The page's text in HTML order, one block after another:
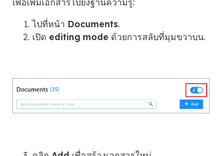
ไปที่หน้า Documents.
เปิด editing mode ด้วยการสลับที่มุมขวาบน.